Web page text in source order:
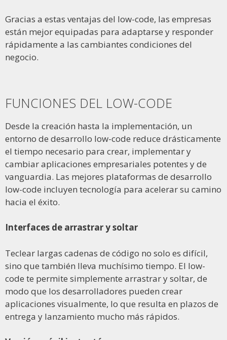
Gracias a estas ventajas del low-code, las empresas
están mejor equipadas para adaptarse y responder
rápidamente a las cambiantes condiciones del
negocio.
FUNCIONES DEL LOW-CODE
Desde la creación hasta la implementación, un
entorno de desarrollo low-code reduce drásticamente
el tiempo necesario para crear, implementar y
cambiar aplicaciones empresariales potentes y de
vanguardia. Las mejores plataformas de desarrollo
low-code incluyen tecnología para acelerar su camino
hacia el éxito.
Interfaces de arrastrar y soltar
Teclear largas cadenas de código no solo es difícil,
sino que también lleva muchísimo tiempo. El low-
code te permite simplemente arrastrar y soltar, de
modo que los desarrolladores pueden crear
aplicaciones visualmente, lo que resulta en plazos de
entrega y lanzamiento mucho más rápidos.